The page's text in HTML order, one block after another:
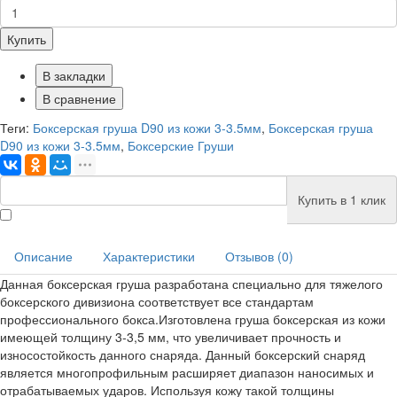
Купить
В закладки
В сравнение
Теги: Боксерская груша D90 из кожи 3-3.5мм, Боксерская груша
D90 из кожи 3-3.5мм, Боксерские Груши
Купить в 1 клик
Описание Характеристики
Отзывов (0)
Данная боксерская груша разработана специально для тяжелого
боксерского дивизиона соответствует все стандартам
профессионального бокса.Изготовлена груша боксерская из кожи
имеющей толщину 3-3,5 мм, что увеличивает прочность и
износостойкость данного снаряда. Данный боксерский снаряд
является многопрофильным расширяет диапазон наносимых и
отрабатываемых ударов. Используя кожу такой толщины